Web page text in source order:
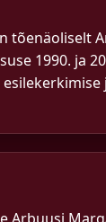
tõenäoliselt
1990. ja